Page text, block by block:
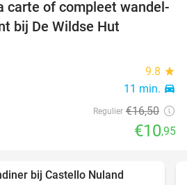
34%
carte of compleet wandel-
bij De Wildse Hut
9.8 star
11 min. directions_car
Regulier €16,50
€10,95
bij Castello Nuland